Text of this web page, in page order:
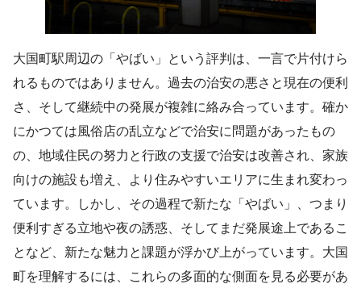
大国町駅周辺の「やばい」という評判は、一言で片付けら
れるものではありません。過去の治安の悪さと現在の便利
さ、そして継続中の発展が複雑に絡み合っています。確か
にかつては風俗店の乱立などで治安に問題があったもの
の、地域住民の努力と行政の支援で治安は改善され、家族
向けの施設も増え、より住みやすいエリアに生まれ変わっ
ています。しかし、その過程で新たな「やばい」、つまり
便利すぎる立地や夜の誘惑、そしてまだ発展途上であるこ
となど、新たな魅力と課題が浮かび上がっています。大国
町を理解するには、これらの多面的な側面を見る必要があ